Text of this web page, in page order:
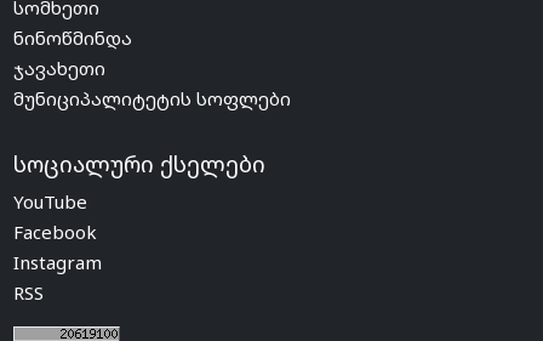
სომხეთი
ნინოწმინდა
ჯავახეთი
მუნიციპალიტეტის სოფლები
სოციალური ქსელები
YouTube
Facebook
Instagram
RSS